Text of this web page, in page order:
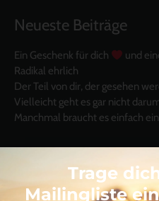
Neueste Beiträge
Ein Geschenk für dich
und
Radikal ehrlich
Der Teil von dir, der gesehen
Vielleicht geht es gar nicht
Manchmal braucht es einfach
Trage
Mailingliste